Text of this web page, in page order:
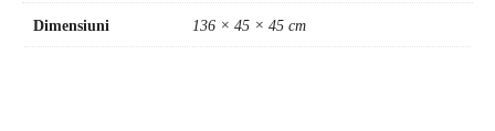
Dimensiuni 136 × 45 × 45 cm